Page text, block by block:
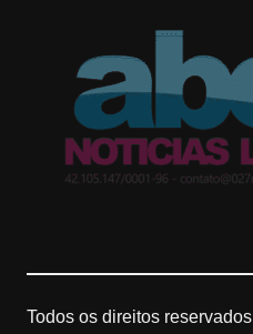
Todos os direitos reservados |